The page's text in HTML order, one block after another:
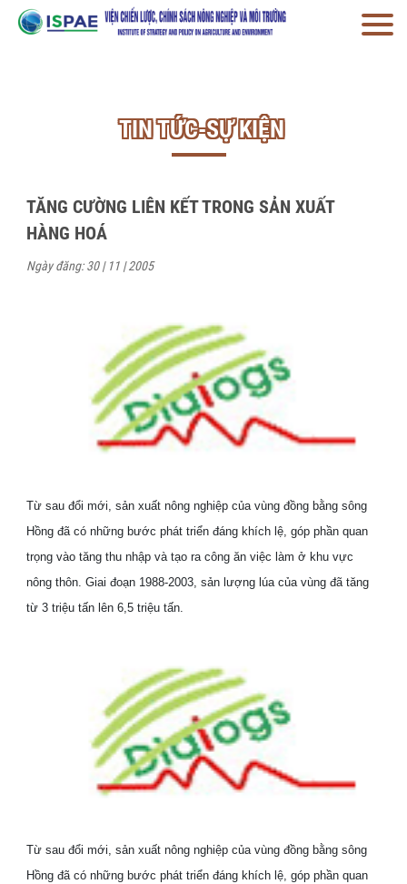
TIN TỨC-SỰ KIỆN
TĂNG CƯỜNG LIÊN KẾT TRONG SẢN XUẤT
HÀNG HOÁ
Ngày đăng: 30 | 11 | 2005
Từ sau đổi mới, sản xuất nông nghiệp của vùng đồng bằng sông
Hồng đã có những bước phát triển đáng khích lệ, góp phần quan
trọng vào tăng thu nhập và tạo ra công ăn việc làm ở khu vực
nông thôn. Giai đoạn 1988-2003, sản lượng lúa của vùng đã tăng
từ 3 triệu tấn lên 6,5 triệu tấn.
Từ sau đổi mới, sản xuất nông nghiệp của vùng đồng bằng sông
Hồng đã có những bước phát triển đáng khích lệ, góp phần quan